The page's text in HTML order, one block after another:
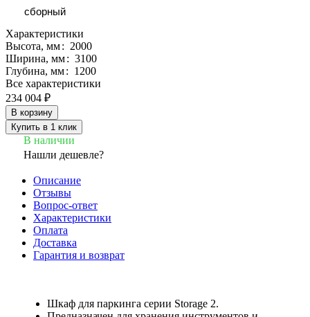
сборный
Характеристики
Высота, мм: 2000
Ширина, мм: 3100
Глубина, мм: 1200
Все характеристики
234 004 ₽
В корзину
Купить в 1 клик
В наличии
Нашли дешевле?
Описание
Отзывы
Вопрос-ответ
Характеристики
Оплата
Доставка
Гарантия и возврат
Шкаф для паркинга серии Storage 2.